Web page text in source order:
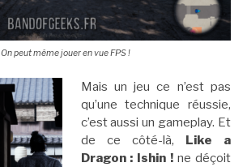
On peut même jouer en vue FPS !
Mais un jeu ce n’est pas
qu’une technique réussie,
c’est aussi un gameplay. Et
de ce côté-là, Like a
Dragon : Ishin !ne déçoit